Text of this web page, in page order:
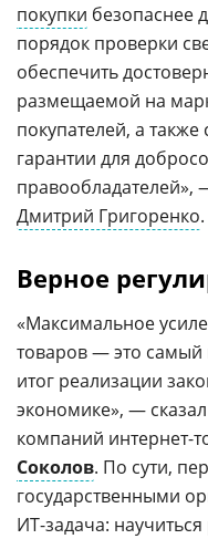
покупки безопаснее
порядок проверки
обеспечить
размещаемой на
покупателей, а
гарантии для
правообладателей»,
Дмитрий Григоренко.
Верное
«Максимальное
товаров — это
итог реализации
экономике», — сказал
компаний интернет-
Соколов. По сути,
государственными
ИТ-задача: